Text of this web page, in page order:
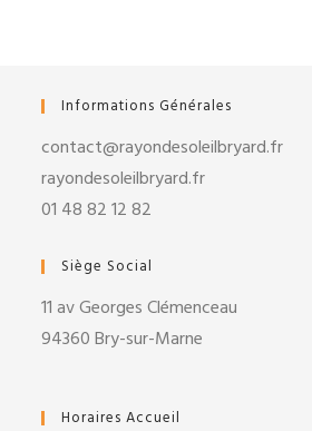
Informations Générales
contact@rayondesoleilbryard.fr
rayondesoleilbryard.fr
01 48 82 12 82
Siège Social
11 av Georges Clémenceau
94360 Bry-sur-Marne
Horaires Accueil